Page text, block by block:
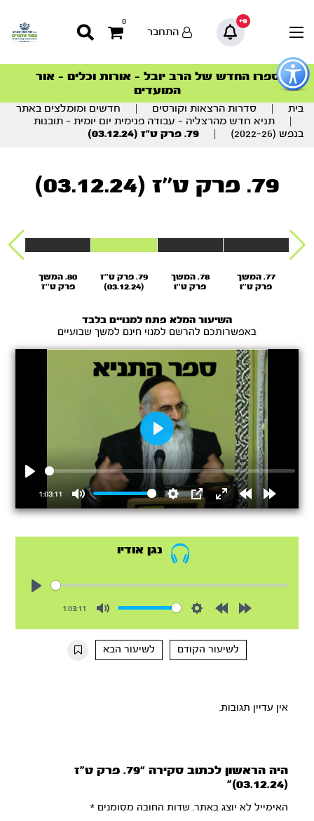
כפתור
לפתיחת
תפריט
9+
0
התחבר
סדרות הפודקאסטים
הסדרה המובילה החודש – דרך המלך
ספרו החדש של הרב יובל – אורות וכלים – אור
המועדים
הצטרפו למהפכת הבריאות הטבעית >
סדרות הפודקאסטים
הסדרה המובילה החודש – דרך המלך
תוכן
מרכזי
בית סדרות הרצאות וקורסים
חדשים ומומלצים באתר
תניא חדש מהרצליה – עבודה פנימית יום יומית – תובנות
בנפש (2022-26)
79. פרק ט”ז (03.12.24)
79. פרק ט''ז (03.12.24)
77. המשך
פרק ט''ו
78. המשך
פרק ט''ו
79. פרק ט''ז
(03.12.24)
80. המשך
פרק ט''ז
השיעור המלא פתח למנויים בלבד
באפשרותכם להרשם למנוי חינם למשך שבועיים
1:03:11
Mute Settings
PIP
EnterRewindForward
Play
נגן אודיו
1:03:11
10s
10s
לשיעור הקודם
לשיעור הבא
אין עדיין תגובות.
היה הראשון לכתוב סקירה “79. פרק ט”ז
(03.12.24)”
האימייל לא יוצג באתר. שדות החובה מסומנים*